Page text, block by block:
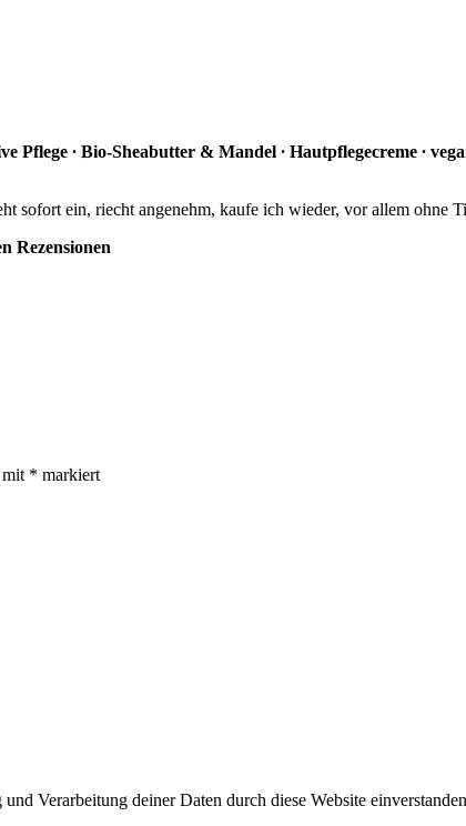
Pflege ∙ Bio-Sheabutter & Mandel ∙ Hautpflegecreme
sofort ein, riecht angenehm, kaufe ich wieder, vor allem ohne
Rezensionen
* markiert
Verarbeitung deiner Daten durch diese Website